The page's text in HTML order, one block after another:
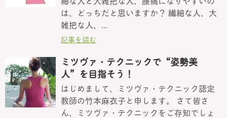
は、どっちだと思いますか？ 繊細な人、大
雑把な人、...
記事を読む
ミツヴァ・テクニックで“姿勢美
人”を目指そう！
はじめまして、ミツヴァ・テクニック認定
教師の竹本麻衣子と申します。 さて皆さ
ん、ミツヴァ・テクニックをご存知でしょ